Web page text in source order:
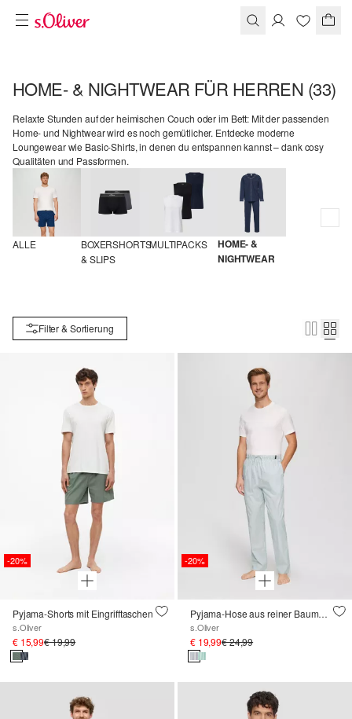
HOME- & NIGHTWEAR FÜR HERREN (33)
Relaxte Stunden auf der heimischen Couch oder im Bett: Mit der passenden
Home- und Nightwear wird es noch gemütlicher. Entdecke moderne
Loungewear wie Basic-Shirts, in denen du entspannen kannst – dank cosy
Qualitäten und Passformen.
ALLE
BOXERSHORTS
& SLIPS
MULTIPACKS
HOME- &
NIGHTWEAR
Filter & Sortierung
-20%
Pyjama-Shorts mit Eingrifftaschen
s.Oliver
€ 15,99€ 19,99
-20%
Pyjama-Hose aus reiner Baumwolle
s.Oliver
€ 19,99€ 24,99